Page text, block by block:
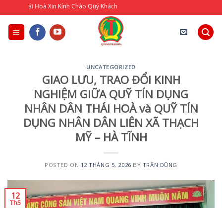
to
content
Hoà Xin Kính Chào Quý Khách
UNCATEGORIZED
GIAO LƯU, TRAO ĐỔI KINH
NGHIỆM GIỮA QUỸ TÍN DỤNG
NHÂN DÂN THÁI HOÀ và QUỸ TÍN
DỤNG NHÂN DÂN LIÊN XÃ THẠCH
MỸ – HÀ TĨNH
POSTED ON 12 THÁNG 5, 2026 BY TRẦN DŨNG
12
Th5